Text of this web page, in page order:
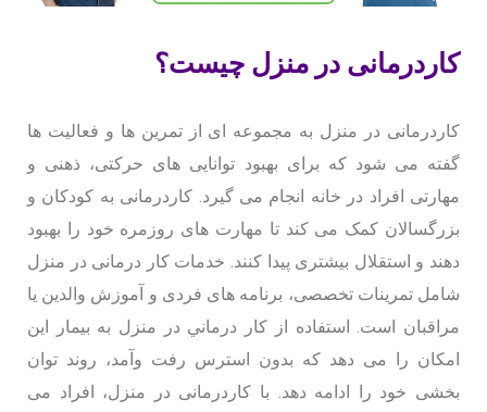
کاردرمانی در منزل چیست؟
کاردرمانی در منزل به مجموعه ای از تمرین ها و فعالیت ها
گفته می شود که برای بهبود توانایی های حرکتی، ذهنی و
مهارتی افراد در خانه انجام می گیرد. کاردرمانی به کودکان و
بزرگسالان کمک می کند تا مهارت های روزمره خود را بهبود
دهند و استقلال بیشتری پیدا کنند. خدمات کار درمانی در منزل
شامل تمرینات تخصصی، برنامه های فردی و آموزش والدین یا
مراقبان است. استفاده از كار درماني در منزل به بیمار این
امکان را می دهد که بدون استرس رفت وآمد، روند توان
بخشی خود را ادامه دهد. با کاردرمانی در منزل، افراد می